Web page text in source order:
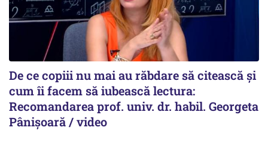
De ce copiii nu mai au răbdare să citească și
cum îi facem să iubească lectura:
Recomandarea prof. univ. dr. habil. Georgeta
Pânișoară / video